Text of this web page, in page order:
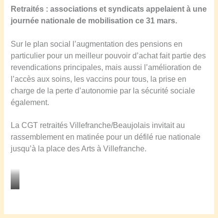
Retraités :associations et syndicats appelaient à une
journée nationale de mobilisation ce 31 mars.
Sur le plan social l’augmentation des pensions en
particulier pour un meilleur pouvoir d’achat fait partie des
revendications principales, mais aussi l’amélioration de
l’accès aux soins, les vaccins pour tous, la prise en
charge de la perte d’autonomie par la sécurité sociale
également.
La CGT retraités Villefranche/Beaujolais invitait au
rassemblement en matinée pour un défilé rue nationale
jusqu’à la place des Arts à Villefranche.
M
c